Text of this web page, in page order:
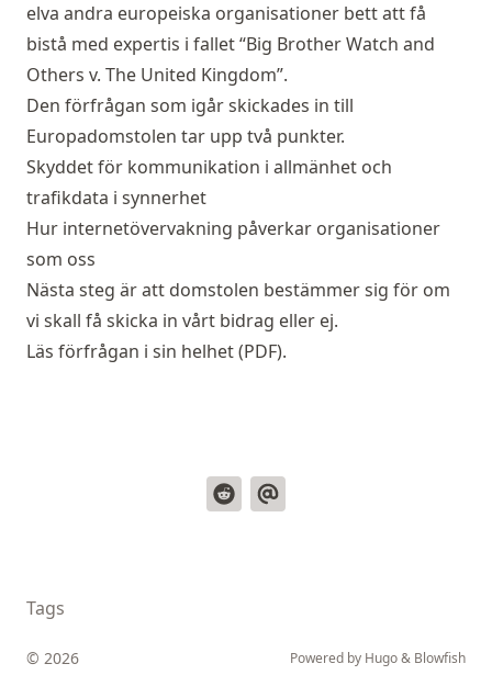
elva andra europeiska organisationer bett att få
bistå med expertis i fallet“Big Brother Watch and
Others v. The United Kingdom”.
Den förfrågan som igår skickades in till
Europadomstolen tar upp två punkter.
Skyddet för kommunikation i allmänhet och
trafikdata i synnerhet
Hur internetövervakning påverkar organisationer
som oss
Nästa steg är att domstolen bestämmer sig för om
vi skall få skicka in vårt bidrag eller ej.
Läs förfrågan i sin helhet (PDF).
Tags
© 2026 Powered by Hugo& Blowfish